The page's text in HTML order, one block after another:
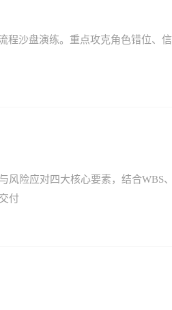
程沙盘演练。重点攻克角色错位、信
险应对四大核心要素，结合WBS、
付